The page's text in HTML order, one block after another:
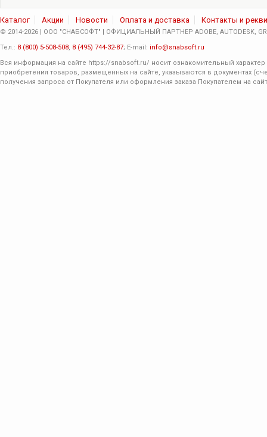
Каталог Акции Новости Оплата и доставка Контакты и
© 2014-2026 | ООО "СНАБСОФТ" | ОФИЦИАЛЬНЫЙ ПАРТНЕР ADOBE, AUTODESK,
Тел.: 8 (800) 5-508-508, 8 (495) 744-32-87; E-mail: info@snabsoft.ru
Вся информация на сайте https://snabsoft.ru/ носит ознакомительный
приобретения товаров, размещенных на сайте, указываются в документах
получения запроса от Покупателя или оформления заказа Покупателем на